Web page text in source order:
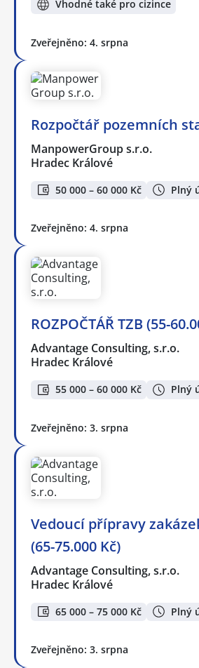
Vhodné také pro cizince
Zveřejněno: 4. srpna
Rozpočtář pozemních
ManpowerGroup s.r.o.
Hradec Králové
50 000 – 60 000 Kč Plný
Zveřejněno: 4. srpna
ROZPOČTÁŘ TZB (55-
Advantage Consulting, s.r.o.
Hradec Králové
55 000 – 60 000 Kč Plný
Zveřejněno: 3. srpna
Vedoucí přípravy
(65-75.000 Kč)
Advantage Consulting, s.r.o.
Hradec Králové
65 000 – 75 000 Kč Plný
Zveřejněno: 3. srpna